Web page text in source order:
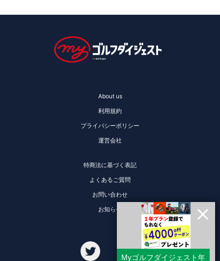
About us
利用規約
プライバシーポリシー
運営会社
特商法に基づく表記
よくあるご質問
お問い合わせ
お知らせ